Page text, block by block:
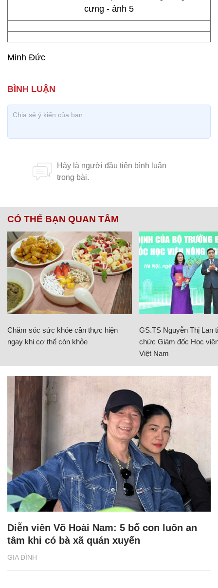
Minh Đức
CÓ THỂ BẠN QUAN TÂM
Chăm sóc sức khỏe cần thực hiện
ngay khi cơ thể còn khỏe
GS.TS Nguyễn Thị Lan
chức Giám đốc Học
Việt Nam
GIA ĐÌNH
Diễn viên Võ Hoài Nam: 5 bố con luôn an
tâm khi có bà xã quán xuyến